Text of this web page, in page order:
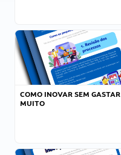
COMO INOVAR SEM GASTAR
MUITO